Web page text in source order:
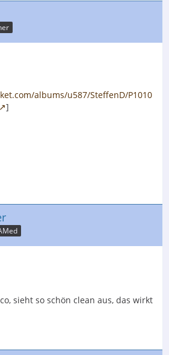
albums/u587/SteffenD/P1010
]
sieht so schön clean aus, das wirkt